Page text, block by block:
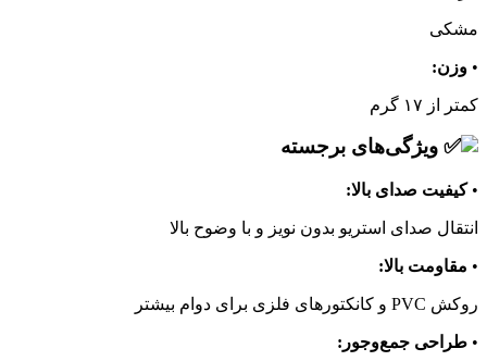
مشکی
• وزن:
کمتر از ۱۷ گرم
ویژگی‌های برجسته
•کیفیت صدای بالا:
انتقال صدای استریو بدون نویز و با وضوح بالا
• مقاومت بالا:
روکش PVC و کانکتورهای فلزی برای دوام بیشتر
• طراحی جمع‌وجور: